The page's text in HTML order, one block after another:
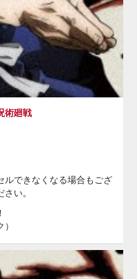
術廻戦
できなくなる場合もござ
い。